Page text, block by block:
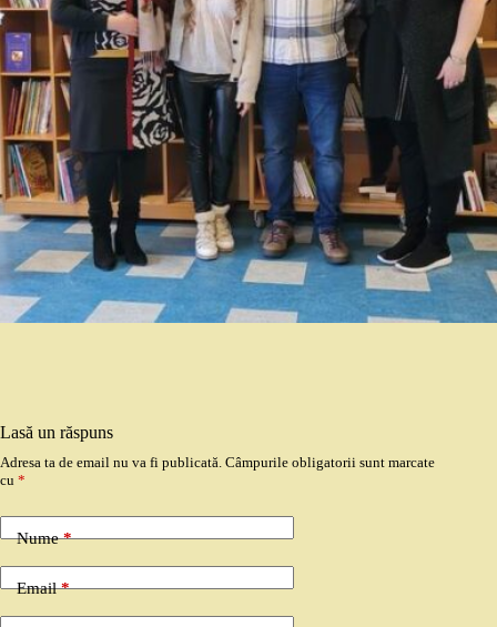
Lasă un răspuns
Adresa ta de email nu va fi publicată. Câmpurile obligatorii sunt marcate
cu *
Nume*
Email*